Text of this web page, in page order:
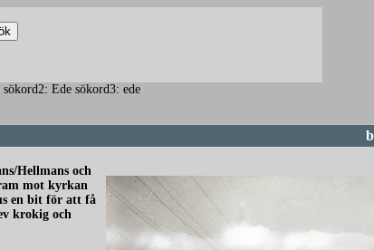
Ede sökord3: ede
Hellmans och
mot kyrkan
en bit för att få
krokig och